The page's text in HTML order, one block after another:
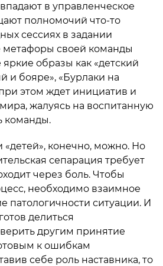
в управленческое
полномочий что-то
сессиях в задании
метафоры своей команды
яркие образы как «детский
и бояре», «Бурлаки на
этом ждет инициатив и
жалуясь на воспитанную
команды.
«детей», конечно, можно. Но
сепарация требует
через боль. Чтобы
необходимо взаимное
патологичности ситуации. И
делиться
другим принятие
к ошибкам
себе роль наставника, то